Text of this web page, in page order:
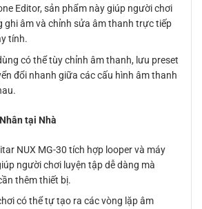
Editor, sản phẩm này giúp người chơi
ghi âm và chỉnh sửa âm thanh trực tiếp
tính.
có thể tùy chỉnh âm thanh, lưu preset
đổi nhanh giữa các cấu hình âm thanh
tại Nhà
NUX MG-30 tích hợp looper và máy
người chơi luyện tập dễ dàng mà
thêm thiết bị.
có thể tự tạo ra các vòng lặp âm